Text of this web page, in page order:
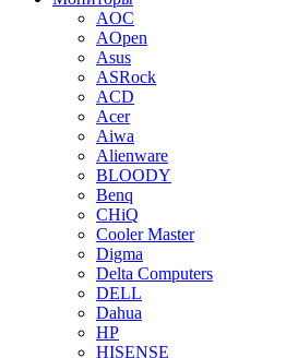
AOC
AOpen
Asus
ASRock
ACD
Acer
Aiwa
Alienware
BLOODY
Benq
CHiQ
Cooler Master
Digma
Delta Computers
DELL
Dahua
HP
HISENSE